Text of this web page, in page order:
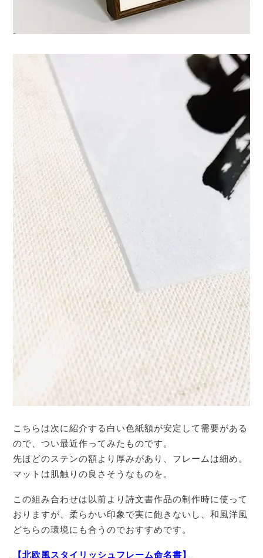
こちらは次に紹介する白い色紙額が安定して需要がある
ので、つい最近作ってみたものです。
先ほどのステンの額より厚みがあり、フレームは細め。
マットは肌触りの良さそうなものを。
この組み合わせは以前より詩文書作品の制作時に使って
おりますが、柔らかい印象で実に飽きないし、和風洋風
どちらの環境にも合うのでおすすめです。
【北欧風スタイリッシュフレーム命名書】